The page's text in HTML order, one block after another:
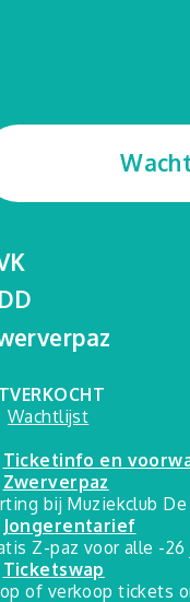
Wachtlijst
Ticketinfo en
Zwerverpaz
bij Muziekclub
Jongerentarief
Z-paz voor alle -26
Ticketswap
of verkoop tickets